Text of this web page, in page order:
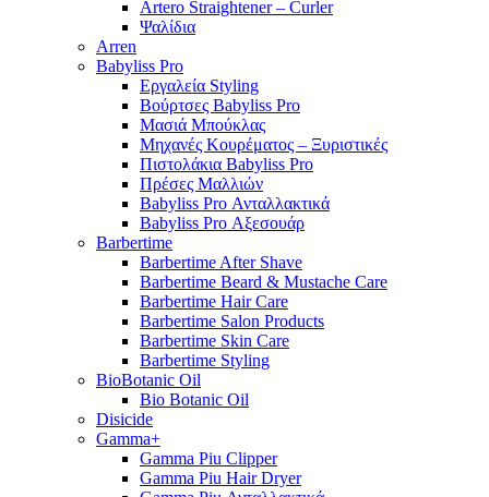
Artero Straightener – Curler
Ψαλίδια
Arren
Babyliss Pro
Εργαλεία Styling
Βούρτσες Babyliss Pro
Μασιά Μπούκλας
Μηχανές Κουρέματος – Ξυριστικές
Πιστολάκια Babyliss Pro
Πρέσες Μαλλιών
Babyliss Pro Ανταλλακτικά
Babyliss Pro Αξεσουάρ
Barbertime
Barbertime After Shave
Barbertime Beard & Mustache Care
Barbertime Hair Care
Barbertime Salon Products
Barbertime Skin Care
Barbertime Styling
BioBotanic Oil
Bio Botanic Oil
Disicide
Gamma+
Gamma Piu Clipper
Gamma Piu Hair Dryer